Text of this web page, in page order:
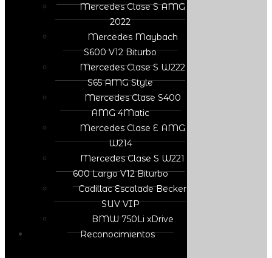
Mercedes Clase S AMG
2022
Mercedes Maybach
S600 V12 Biturbo
Mercedes Clase S W222
S65 AMG Style
Mercedes Clase S400
AMG 4Matic
Mercedes Clase E AMG
W214
Mercedes Clase S W221
600 Largo V12 Biturbo
Cadillac Escalade Becker
SUV VIP
BMW 750Li xDrive
Reconocimientos